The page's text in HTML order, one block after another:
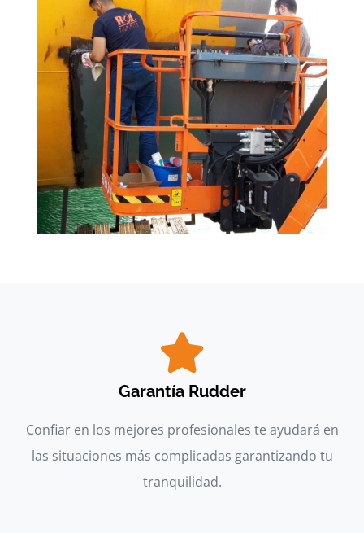
Garantía Rudder
Confiar en los mejores profesionales te ayudará en
las situaciones más complicadas garantizando tu
tranquilidad.